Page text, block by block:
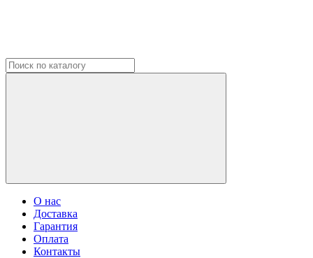
О нас
Доставка
Гарантия
Оплата
Контакты